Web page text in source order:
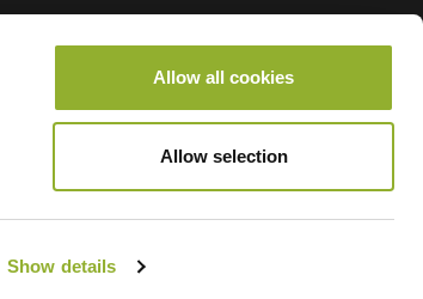
Show details
Allow all cookies
Allow selection
di